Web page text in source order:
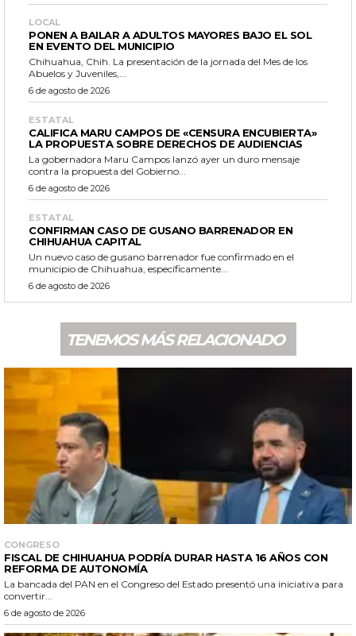
LOCAL
PONEN A BAILAR A ADULTOS MAYORES BAJO EL SOL
EN EVENTO DEL MUNICIPIO
Chihuahua, Chih. La presentación de la jornada del Mes de los
Abuelos y Juveniles,...
6 de agosto de 2026
ESTATAL
CALIFICA MARU CAMPOS DE «CENSURA ENCUBIERTA»
LA PROPUESTA SOBRE DERECHOS DE AUDIENCIAS
La gobernadora Maru Campos lanzó ayer un duro mensaje
contra la propuesta del Gobierno...
6 de agosto de 2026
ESTATAL
CONFIRMAN CASO DE GUSANO BARRENADOR EN
CHIHUAHUA CAPITAL
Un nuevo caso de gusano barrenador fue confirmado en el
municipio de Chihuahua, específicamente...
6 de agosto de 2026
TENEMOS MÁS RELACIONADO
CONGRESO
FISCAL DE CHIHUAHUA PODRÍA DURAR HASTA 16 AÑOS CON
REFORMA DE AUTONOMÍA
La bancada del PAN en el Congreso del Estado presentó una iniciativa para
convertir...
6 de agosto de 2026